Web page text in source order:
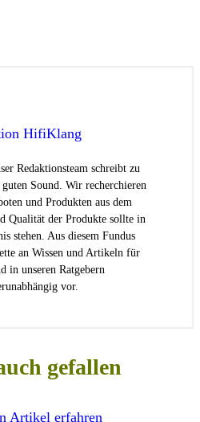
HifiKlang
Redaktionsteam schreibt zu
Sound. Wir recherchieren
und Produkten aus dem
Qualität der Produkte sollte in
stehen. Aus diesem Fundus
an Wissen und Artikeln für
in unseren Ratgebern
vor.
gefallen